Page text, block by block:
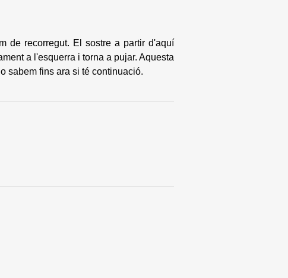
de recorregut. El sostre a partir d'aquí
a l'esquerra i torna a pujar. Aquesta
sabem fins ara si té continuació.